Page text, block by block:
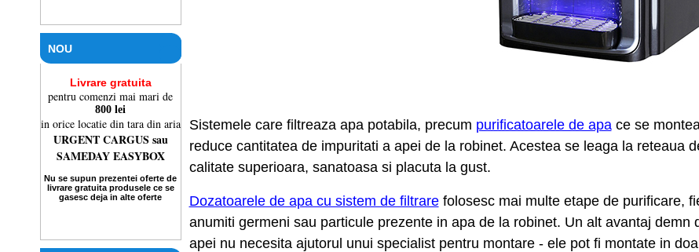
NOU
Livrare gratuita
pentru comenzi mai mari de
800 lei
in orice locatie din tara din aria
URGENT CARGUS sau
SAMEDAY EASYBOX
Nu se supun prezentei oferte de
livrare gratuita produsele ce se
gasesc deja in alte oferte
Sistemele care filtreaza apa potabila, precum purificatoarele de apace se
reduce cantitatea de impuritati a apei de la robinet. Acestea se leaga la reteaua
calitate superioara, sanatoasa si placuta la gust.
Dozatoarele de apa cu sistem de filtrarefolosesc mai multe etape de purificare,
anumiti germeni sau particule prezente in apa de la robinet. Un alt avantaj
apei nu necesita ajutorul unui specialist pentru montare - ele pot fi montate in